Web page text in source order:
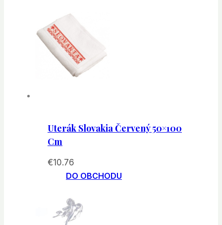
Uterák Slovakia Červený 50×100
Cm
€10.76
DO OBCHODU